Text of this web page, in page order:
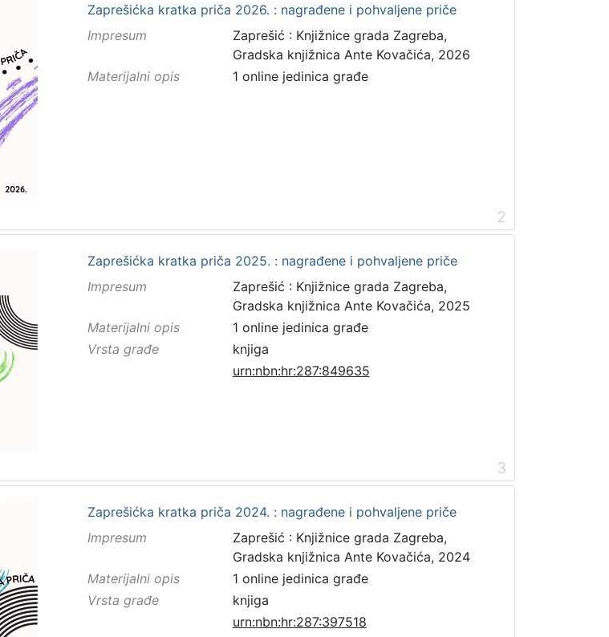
Zaprešićka kratka priča 2026. : nagrađene i pohvaljene priče
Impresum
Zaprešić : Knjižnice grada Zagreba,
Gradska knjižnica Ante Kovačića, 2026
Materijalni opis
1 online jedinica građe
2
Zaprešićka kratka priča 2025. : nagrađene i pohvaljene priče
Impresum
Zaprešić : Knjižnice grada Zagreba,
Gradska knjižnica Ante Kovačića, 2025
Materijalni opis
1 online jedinica građe
Vrsta građe
knjiga
urn:nbn:hr:287:849635
3
Zaprešićka kratka priča 2024. : nagrađene i pohvaljene priče
Impresum
Zaprešić : Knjižnice grada Zagreba,
Gradska knjižnica Ante Kovačića, 2024
Materijalni opis
1 online jedinica građe
Vrsta građe
knjiga
urn:nbn:hr:287:397518